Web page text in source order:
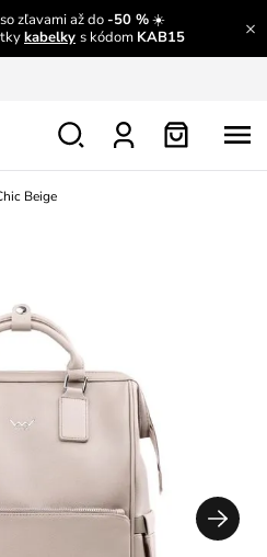
so zľavami až do-50 %☀️
kabelky s kódom KAB15
Beige